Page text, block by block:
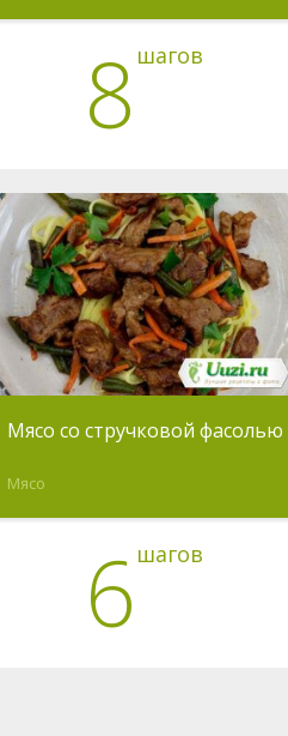
8 шагов
Мясо со стручковой фасолью
Мясо
6 шагов